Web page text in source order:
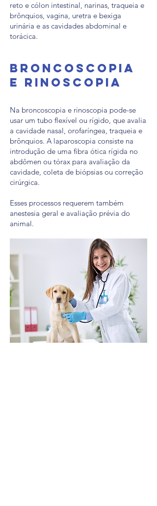
reto e cólon intestinal, narinas, traqueia e
brônquios, vagina, uretra e bexiga
urinária e as cavidades abdominal e
torácica.
Broncoscopia
e Rinoscopia
Na broncoscopia e rinoscopia pode-se
usar um tubo flexível ou rígido, que avalia
a cavidade nasal, orofaríngea, traqueia e
brônquios. A laparoscopia consiste na
introdução de uma fibra ótica rígida no
abdômen ou tórax para avaliação da
cavidade, coleta de biópsias ou correção
cirúrgica.
Esses processos requerem também
anestesia geral e avaliação prévia do
animal.